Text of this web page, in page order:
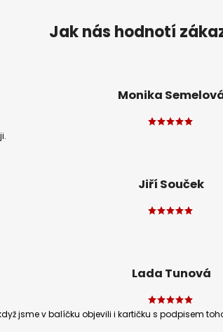
Jak nás hodnotí
Monika
Jiří Souček
Lada Tunová
jsme v balíčku objevili i kartičku s podpisem